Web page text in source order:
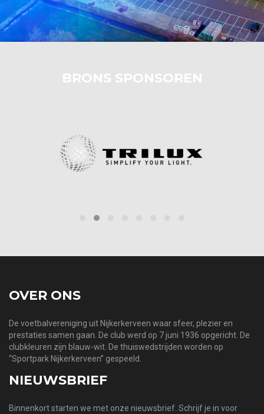
BRONS SPONSOREN
OVER ONS
De voetbalvereniging uit Nijkerkerveen waar sfeer, plezier en
prestaties samen gaan. De club werd op 7 juni 1936 opgericht. De
clubkleuren zijn blauw-wit. De thuiswedstrijden worden op
“Sportpark Nijkerkerveen” gespeeld.
NIEUWSBRIEF
Binnenkort starten we met onze nieuwsbrief. Schrijf je in voor